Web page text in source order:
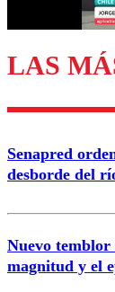
LAS
Senapred
desborde del
Nuevo temblor
magnitud y el